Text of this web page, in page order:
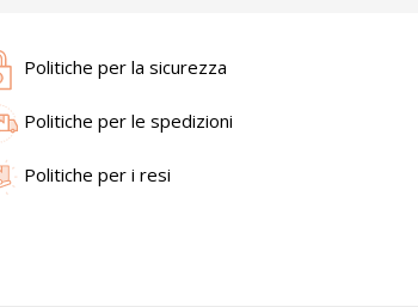
Politiche per la sicurezza
Politiche per le spedizioni
Politiche per i resi